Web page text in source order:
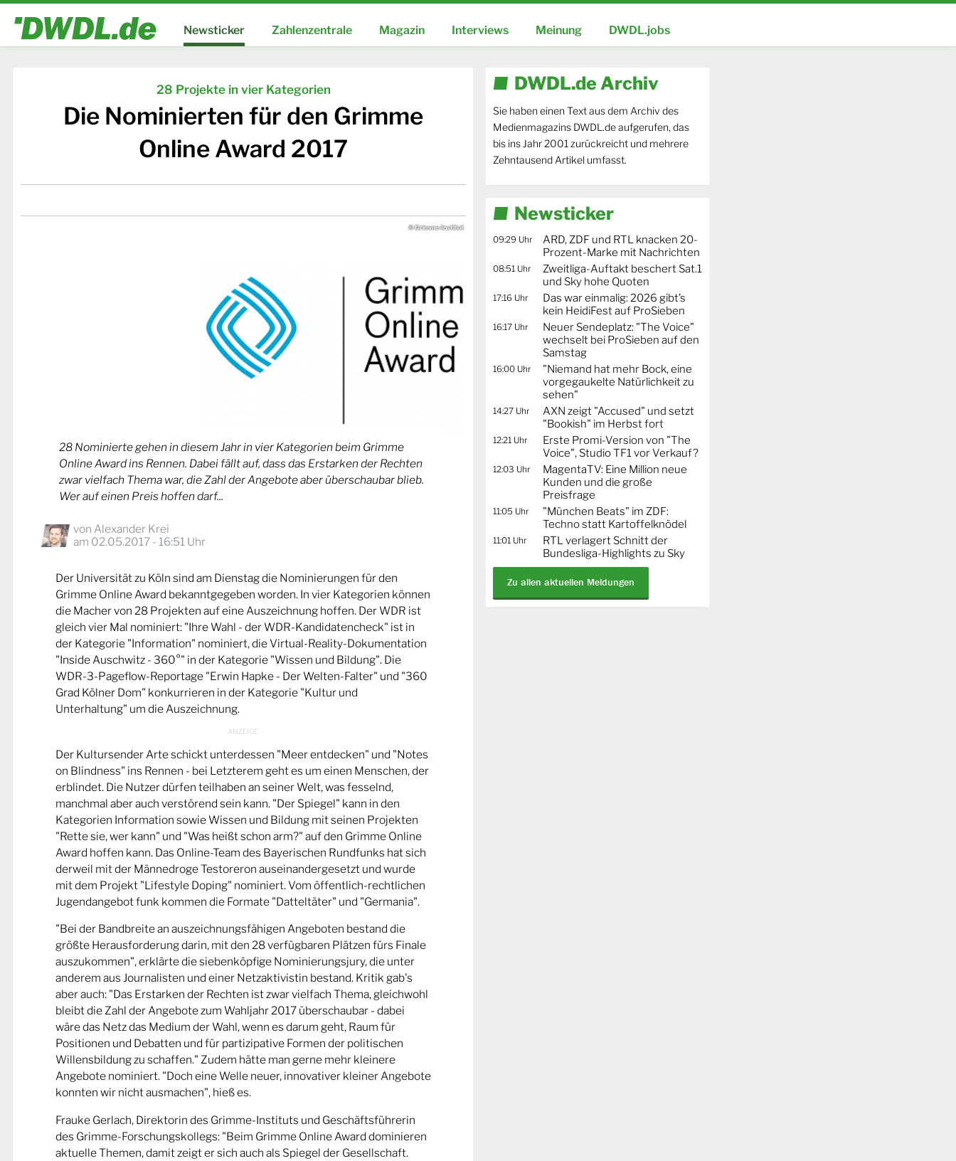
Newsticker Zahlenzentrale Magazin Interviews Meinung DWDL.jobs
28 Projekte in vier Kategorien
Die Nominierten für den Grimme
Online Award 2017
© Grimme-Institut
28 Nominierte gehen in diesem Jahr in vier Kategorien beim Grimme
Online Award ins Rennen. Dabei fällt auf, dass das Erstarken der Rechten
zwar vielfach Thema war, die Zahl der Angebote aber überschaubar blieb.
Wer auf einen Preis hoffen darf...
von Alexander Krei
am 02.05.2017 - 16:51 Uhr
Der Universität zu Köln sind am Dienstag die Nominierungen für den
Grimme Online Award bekanntgegeben worden. In vier Kategorien können
die Macher von 28 Projekten auf eine Auszeichnung hoffen. Der WDR ist
gleich vier Mal nominiert: "Ihre Wahl - der WDR-Kandidatencheck" ist in
der Kategorie "Information" nominiert, die Virtual-Reality-Dokumentation
"Inside Auschwitz - 360°" in der Kategorie "Wissen und Bildung". Die
WDR-3-Pageflow-Reportage "Erwin Hapke - Der Welten-Falter" und "360
Grad Kölner Dom" konkurrieren in der Kategorie "Kultur und
Unterhaltung" um die Auszeichnung.
Der Kultursender Arte schickt unterdessen "Meer entdecken" und "Notes
on Blindness" ins Rennen - bei Letzterem geht es um einen Menschen, der
erblindet. Die Nutzer dürfen teilhaben an seiner Welt, was fesselnd,
manchmal aber auch verstörend sein kann. "Der Spiegel" kann in den
Kategorien Information sowie Wissen und Bildung mit seinen Projekten
"Rette sie, wer kann" und "Was heißt schon arm?" auf den Grimme Online
Award hoffen kann. Das Online-Team des Bayerischen Rundfunks hat sich
derweil mit der Männedroge Testoreron auseinandergesetzt und wurde
mit dem Projekt "Lifestyle Doping" nominiert. Vom öffentlich-rechtlichen
Jugendangebot funk kommen die Formate "Datteltäter" und "Germania".
"Bei der Bandbreite an auszeichnungsfähigen Angeboten bestand die
größte Herausforderung darin, mit den 28 verfügbaren Plätzen fürs Finale
auszukommen", erklärte die siebenköpfige Nominierungsjury, die unter
anderem aus Journalisten und einer Netzaktivistin bestand. Kritik gab's
aber auch: "Das Erstarken der Rechten ist zwar vielfach Thema, gleichwohl
bleibt die Zahl der Angebote zum Wahljahr 2017 überschaubar - dabei
wäre das Netz das Medium der Wahl, wenn es darum geht, Raum für
Positionen und Debatten und für partizipative Formen der politischen
Willensbildung zu schaffen." Zudem hätte man gerne mehr kleinere
Angebote nominiert. "Doch eine Welle neuer, innovativer kleiner Angebote
konnten wir nicht ausmachen", hieß es.
Frauke Gerlach, Direktorin des Grimme-Instituts und Geschäftsführerin
des Grimme-Forschungskollegs: "Beim Grimme Online Award dominieren
aktuelle Themen, damit zeigt er sich auch als Spiegel der Gesellschaft.
DWDL.de Archiv
Sie haben einen Text aus dem Archiv des
Medienmagazins DWDL.de aufgerufen, das
bis ins Jahr 2001 zurückreicht und mehrere
Zehntausend Artikel umfasst.
Newsticker
09:29 Uhr
ARD, ZDF und RTL knacken 20-
Prozent-Marke mit Nachrichten
08:51 Uhr
Zweitliga-Auftakt beschert Sat.1
und Sky hohe Quoten
17:16 Uhr
Das war einmalig: 2026 gibt’s
kein HeidiFest auf ProSieben
16:17 Uhr
Neuer Sendeplatz: "The Voice"
wechselt bei ProSieben auf den
Samstag
16:00 Uhr
"Niemand hat mehr Bock, eine
vorgegaukelte Natürlichkeit zu
sehen"
14:27 Uhr
AXN zeigt "Accused" und setzt
"Bookish" im Herbst fort
12:21 Uhr
Erste Promi-Version von "The
Voice", Studio TF1 vor Verkauf?
12:03 Uhr
MagentaTV: Eine Million neue
Kunden und die große
Preisfrage
11:05 Uhr
"München Beats" im ZDF:
Techno statt Kartoffelknödel
11:01 Uhr
RTL verlagert Schnitt der
Bundesliga-Highlights zu Sky
Zu allen aktuellen Meldungen